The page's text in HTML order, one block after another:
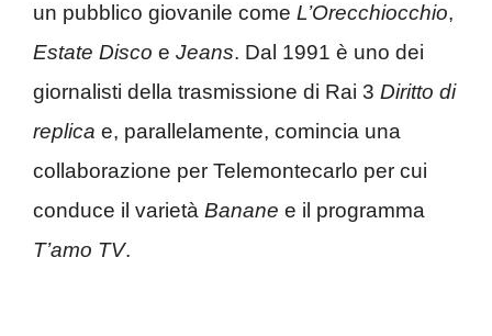
un pubblico giovanile come L’Orecchiocchio,
Estate Disco e Jeans. Dal 1991 è uno dei
giornalisti della trasmissione di Rai 3 Diritto di
replica e, parallelamente, comincia una
collaborazione per Telemontecarlo per cui
conduce il varietà Banane e il programma
T’amo TV.